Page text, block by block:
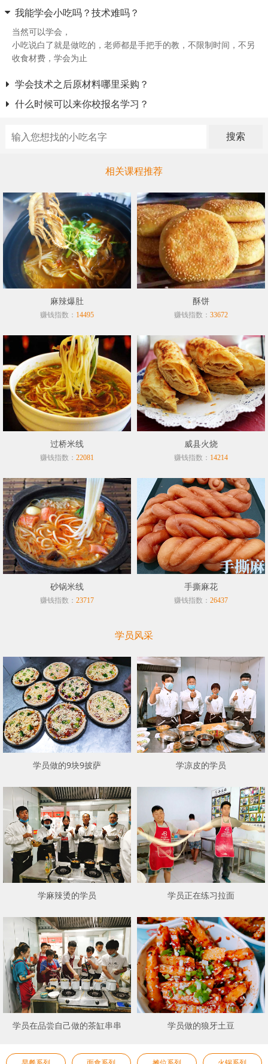
我能学会小吃吗？技术难吗？
当然可以学会，
小吃说白了就是做吃的，老师都是手把手的教，不限制时间，不另
收食材费，学会为止
学会技术之后原材料哪里采购？
什么时候可以来你校报名学习？
搜索
相关课程推荐
麻辣爆肚
赚钱指数： 14495
酥饼
赚钱指数： 33672
过桥米线
赚钱指数： 22081
威县火烧
赚钱指数： 14214
砂锅米线
赚钱指数： 23717
手撕麻花
赚钱指数： 26437
学员风采
学员做的9块9披萨 学凉皮的学员
学麻辣烫的学员 学员正在练习拉面
学员在品尝自己做的茶缸串串 学员做的狼牙土豆